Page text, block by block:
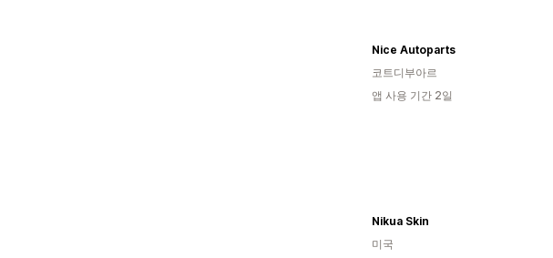
Nice Autoparts
코트디부아르
앱 사용 기간 2일
Nikua Skin
미국